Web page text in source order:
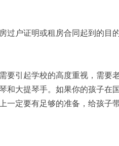
过户证明或租房合同起到的
要引起学校的高度重视，需要
和大提琴手。如果你的孩子在
一定要有足够的准备，给孩